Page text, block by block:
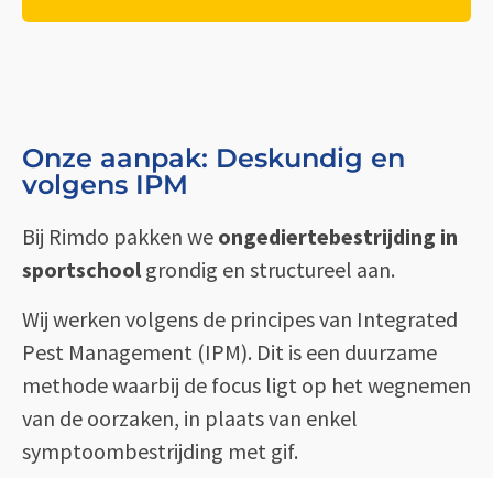
Onze aanpak: Deskundig en
volgens IPM
Bij Rimdo pakken we ongediertebestrijding in
sportschoolgrondig en structureel aan.
Wij werken volgens de principes van Integrated
Pest Management (IPM). Dit is een duurzame
methode waarbij de focus ligt op het wegnemen
van de oorzaken, in plaats van enkel
symptoombestrijding met gif.